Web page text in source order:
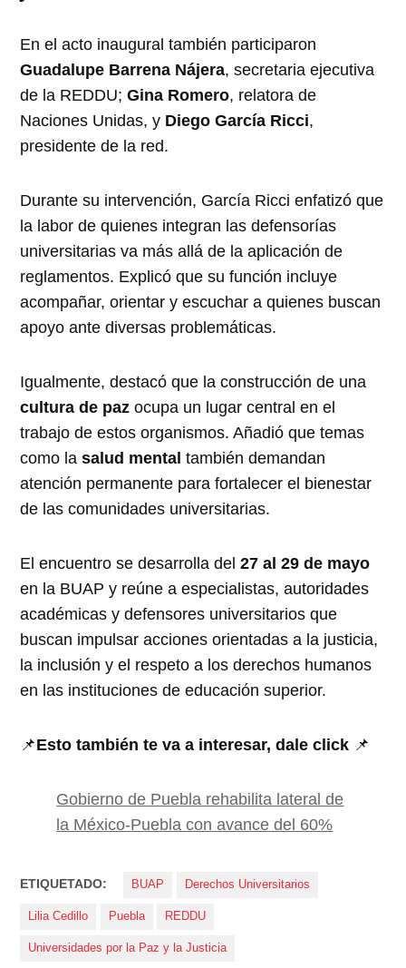
En el acto inaugural también participaron
Guadalupe Barrena Nájera, secretaria ejecutiva
de la REDDU;Gina Romero, relatora de
Naciones Unidas, y Diego García Ricci,
presidente de la red.
Durante su intervención, García Ricci enfatizó que
la labor de quienes integran las defensorías
universitarias va más allá de la aplicación de
reglamentos. Explicó que su función incluye
acompañar, orientar y escuchar a quienes buscan
apoyo ante diversas problemáticas.
Igualmente, destacó que la construcción de una
cultura de paz ocupa un lugar central en el
trabajo de estos organismos. Añadió que temas
como lasalud mental también demandan
atención permanente para fortalecer el bienestar
de las comunidades universitarias.
El encuentro se desarrolla del27 al 29 de mayo
en la BUAP y reúne a especialistas, autoridades
académicas y defensores universitarios que
buscan impulsar acciones orientadas a la justicia,
la inclusión y el respeto a los derechos humanos
en las instituciones de educación superior.
📌Esto también te va a interesar, dale click 📌
Gobierno de Puebla rehabilita lateral de
la México-Puebla con avance del 60%
ETIQUETADO: BUAP Derechos Universitarios
Lilia Cedillo Puebla REDDU
Universidades por la Paz y la Justicia